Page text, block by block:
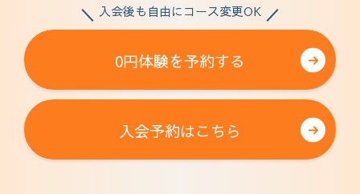
入会後も自由にコース変更OK
0円体験を予約する
入会予約はこちら